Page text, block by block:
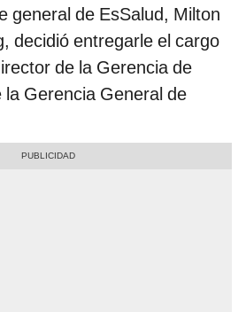
general de EsSalud, Milton
decidió entregarle el cargo
de la Gerencia de
Gerencia General de